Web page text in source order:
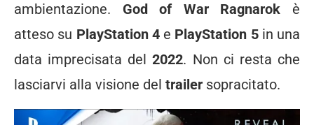
ambientazione. God of War Ragnarok è
atteso su PlayStation 4e PlayStation 5in una
data imprecisata del2022. Non ci resta che
lasciarvi alla visione del trailer sopracitato.